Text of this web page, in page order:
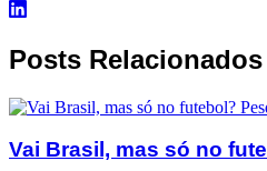
Posts Relacionados
Vai Brasil, mas só no